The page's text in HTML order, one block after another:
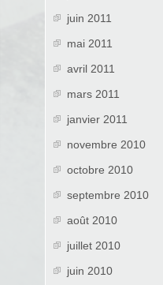
juin 2011
mai 2011
avril 2011
mars 2011
janvier 2011
novembre 2010
octobre 2010
septembre 2010
août 2010
juillet 2010
juin 2010